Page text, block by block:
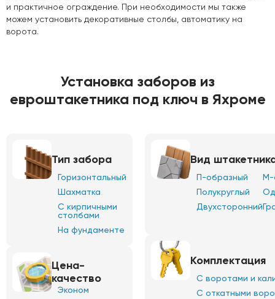
и практичное ограждение. При необходимости мы также
можем установить декоративные столбы, автоматику на
ворота.
Установка заборов из
евроштакетника под ключ в Яхроме
Тип забора
Горизонтальный
Шахматка
С кирпичными
столбами
На фундаменте
Цена-
качество
Эконом
Вид
П-образный
М-
Полукруглый
Двухсторонний
Комплектация
С воротами и
С откатными